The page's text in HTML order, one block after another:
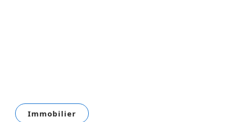
Immobilier